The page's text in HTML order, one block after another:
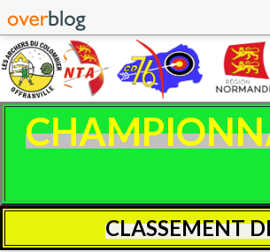
CLASSEMENT